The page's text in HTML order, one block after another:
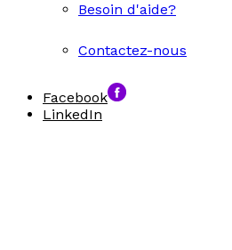
Besoin d'aide?
Contactez-nous
Facebook
LinkedIn